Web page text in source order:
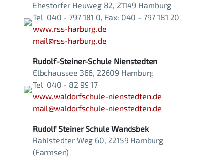
Ehestorfer Heuweg 82, 21149 Hamburg
Tel. 040 - 797 181 0, Fax: 040 - 797 181 20
www.rss-harburg.de
mail@rss-harburg.de
Rudolf-Steiner-Schule Nienstedten
Elbchaussee 366, 22609 Hamburg
Tel. 040 - 82 99 17
www.waldorfschule-nienstedten.de
mail@waldorfschule-nienstedten.de
Rudolf Steiner Schule Wandsbek
Rahlstedter Weg 60, 22159 Hamburg
(Farmsen)